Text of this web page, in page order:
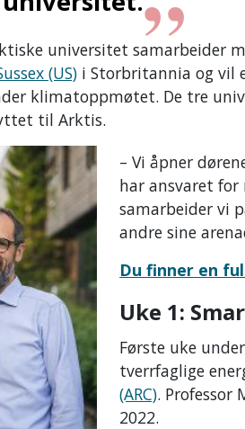
universitet samarbeider
(US) i Storbritannia og vil
klimatoppmøtet. De tre
til Arktis.
– ­Vi åpner
har ansvaret
samarbeider vi
andre sine
Du finner en
Uke 1:
Første uke
tverrfaglige
(ARC). Professor
2022.